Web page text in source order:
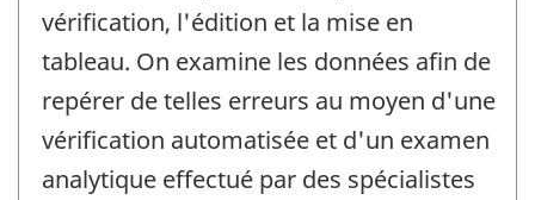
vérification, l'édition et la mise en
tableau. On examine les données afin de
repérer de telles erreurs au moyen d'une
vérification automatisée et d'un examen
analytique effectué par des spécialistes